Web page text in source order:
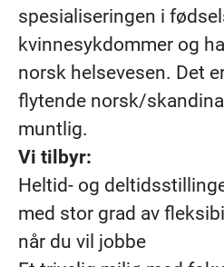
spesialiseringen i
kvinnesykdommer og
norsk helsevesen. Det
flytende norsk/
muntlig.
Vi tilbyr:
Heltid- og
med stor grad av
når du vil jobbe